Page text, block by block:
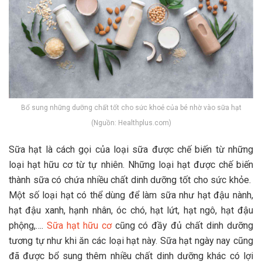
Bổ sung những dưỡng chất tốt cho sức khoẻ của bé nhờ vào sữa hạt
(Nguồn: Healthplus.com)
Sữa hạt là cách gọi của loại sữa được chế biến từ những
loại hạt hữu cơ từ tự nhiên. Những loại hạt được chế biến
thành sữa có chứa nhiều chất dinh dưỡng tốt cho sức khỏe.
Một số loại hạt có thể dùng để làm sữa như hạt đậu nành,
hạt đậu xanh, hạnh nhân, óc chó, hạt lứt, hạt ngô, hạt đậu
phộng,…. Sữa hạt hữu cơcũng có đầy đủ chất dinh dưỡng
tương tự như khi ăn các loại hạt này. Sữa hạt ngày nay cũng
đã được bổ sung thêm nhiều chất dinh dưỡng khác có lợi